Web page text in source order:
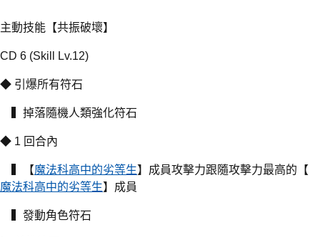
主動技能【共振破壞】
CD 6 (Skill Lv.12)
◆ 引爆所有符石
▍掉落隨機人類強化符石
◆ 1 回合內
▍【魔法科高中的劣等生】成員攻擊力跟隨攻擊力最高的【
魔法科高中的劣等生】成員
▍發動角色符石